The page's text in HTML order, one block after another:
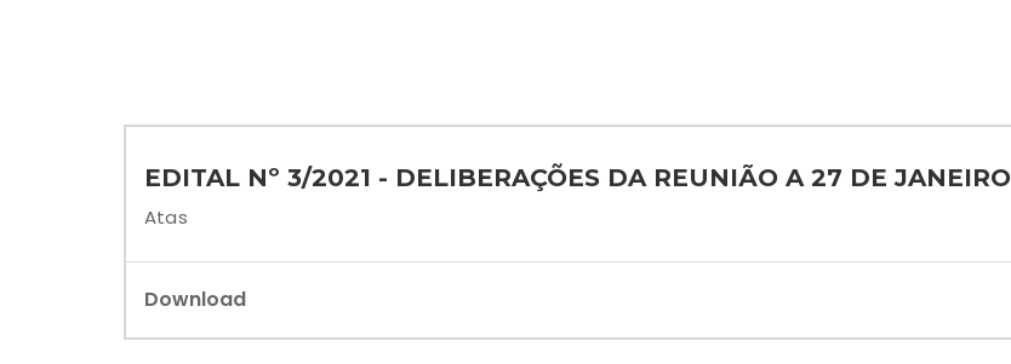
EDITAL Nº 3/2021 - DELIBERAÇÕES DA REUNIÃO A 27 DE JANEIRO
Atas
Download